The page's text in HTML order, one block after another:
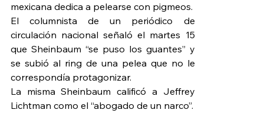
mexicana dedica a pelearse con pigmeos.
El columnista de un periódico de
circulación nacional señaló el martes 15
que Sheinbaum “se puso los guantes” y
se subió al ring de una pelea que no le
correspondía protagonizar.
La misma Sheinbaum calificó a Jeffrey
Lichtman como el “abogado de un narco”.